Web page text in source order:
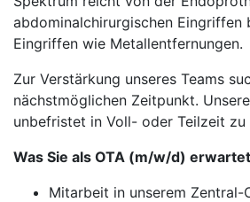
abdominalchirurgischen Eingriffen
Eingriffen wie Metallentfernungen.
Zur Verstärkung unseres Teams
nächstmöglichen Zeitpunkt.
unbefristet in Voll- oder Teilzeit zu
Was Sie als OTA (m/w/d) erwartet
Mitarbeit in unserem Zentral-